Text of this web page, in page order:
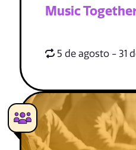
Music
5 de agosto - 31